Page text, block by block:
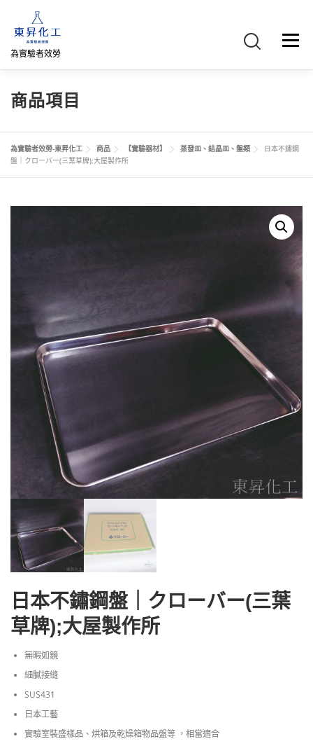
為實驗者效勞
選單
首頁 關於我們
網路商店 直購專區 詢價車、購物車/會員
商品項目
為實驗者效勞-東昇化工 商品 【實驗器材】 蒸發皿、結晶皿、盤類
日本不鏽鋼
盤｜クローバー(三葉草牌);大屋製作所
日本不鏽鋼盤｜クローバー(三葉
草牌);大屋製作所
無暇如鏡
細膩接縫
SUS431
日本工藝
實驗室裝盛樣品、烘箱及乾燥箱物品盤等 ，相當適合